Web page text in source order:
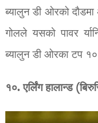
ब्यालुन डी ओरको
गोलले यसको पावर
ब्यालुन डी ओरका टप
१०. एर्लिंग हालान्ड